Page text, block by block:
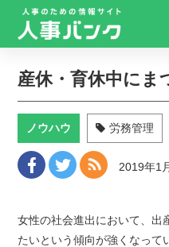
産休・育休中にま
ノウハウ 労務管理
2019年1
女性の社会進出において、出
たいという傾向が強くなって